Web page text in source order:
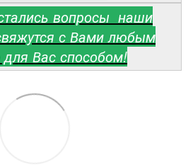
вопросы наши
с Вами любым
Вас способом!